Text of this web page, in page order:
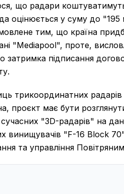
що радари
оцінюється у суму до
тим, що країна
"Mediapool", проте,
затримка підписання
трикоординатних
проєкт має бути
сучасних "3D-радарів" на
"F-16 Block 70",
та управління